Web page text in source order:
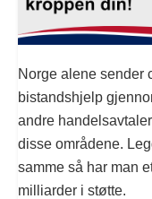
Norge alene sender
bistandshjelp
andre
disse områdene.
samme så har man
milliarder i støtte.